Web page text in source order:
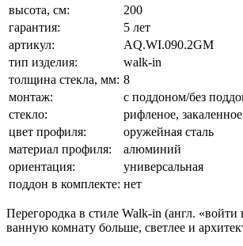
высота, см:
200
гарантия:
5 лет
артикул:
AQ.WI.090.2GM
тип изделия:
walk-in
толщина стекла, мм: 8
монтаж:
с поддоном/без
стекло:
рифленое, закаленное
цвет профиля:
оружейная сталь
материал профиля:
алюминий
ориентация:
универсальная
поддон в комплекте: нет
Перегородка в стиле Walk-in (англ.
ванную комнату больше, светлее и